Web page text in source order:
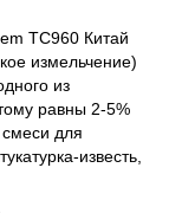
ТС960 Китай
измельчение)
из
равны 2-5%
для
известь,